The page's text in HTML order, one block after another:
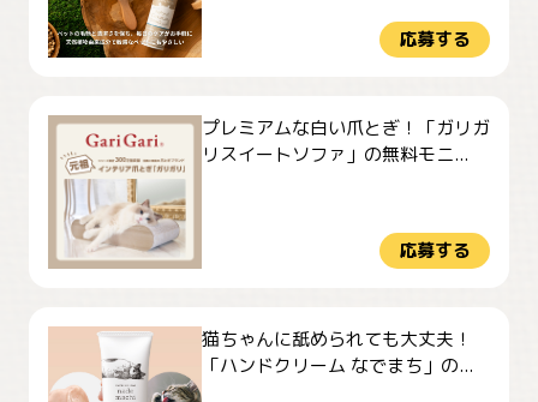
応募する
プレミアムな白い爪とぎ！「ガリガ
リスイートソファ」の無料モニ...
応募する
猫ちゃんに舐められても大丈夫！
「ハンドクリーム なでまち」の...